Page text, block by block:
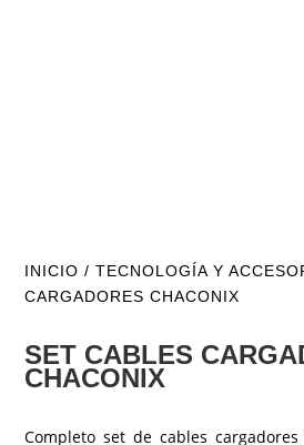
INICIO /TECNOLOGÍA Y
CARGADORES CHACONIX
SET CABLES
CHACONIX
Completo set de cables